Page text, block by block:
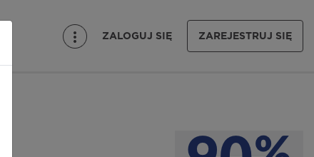
ZALOGUJ SIĘ ZAREJESTRUJ SIĘ